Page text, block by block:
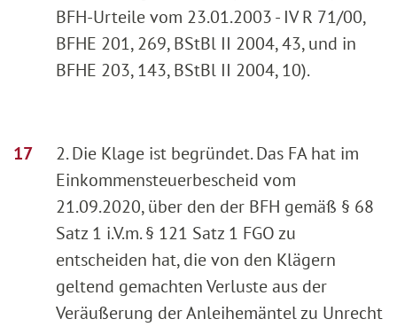
BFH-Urteile vom 23.01.2003 - IV R 71/00,
BFHE 201, 269, BStBl II 2004, 43, und in
BFHE 203, 143, BStBl II 2004, 10).
2. Die Klage ist begründet. Das FA hat im
Einkommensteuerbescheid vom
21.09.2020, über den der BFH gemäß § 68
Satz 1 i.V.m. § 121 Satz 1 FGO zu
entscheiden hat, die von den Klägern
geltend gemachten Verluste aus der
Veräußerung der Anleihemäntel zu Unrecht